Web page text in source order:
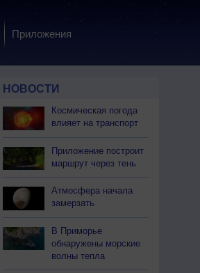
Приложения
НОВОСТИ
Космическая погода
влияет на транспорт
Приложение построит
маршрут через тень
Атмосфера начала
замерзать
В Приморье
обнаружены морские
волны тепла